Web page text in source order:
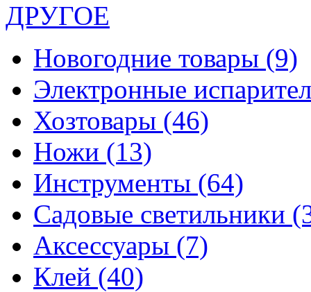
ДРУГОЕ
Новогодние товары (9)
Электронные
Хозтовары (46)
Ножи (13)
Инструменты (64)
Садовые светильники
Аксессуары (7)
Клей (40)